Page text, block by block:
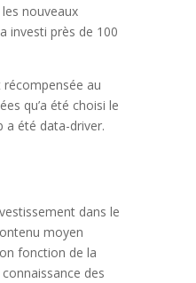
nouveaux
investi près de 100
au
qu’a été choisi le
a été data-driver.
dans le
moyen
fonction de la
des